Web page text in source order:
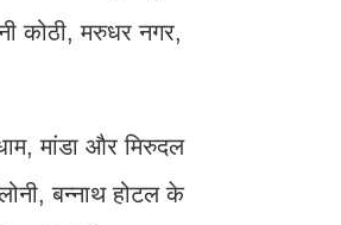
कोठी, मरुधर नगर,
मांडा और मिरुदल
बन्नाथ होटल के